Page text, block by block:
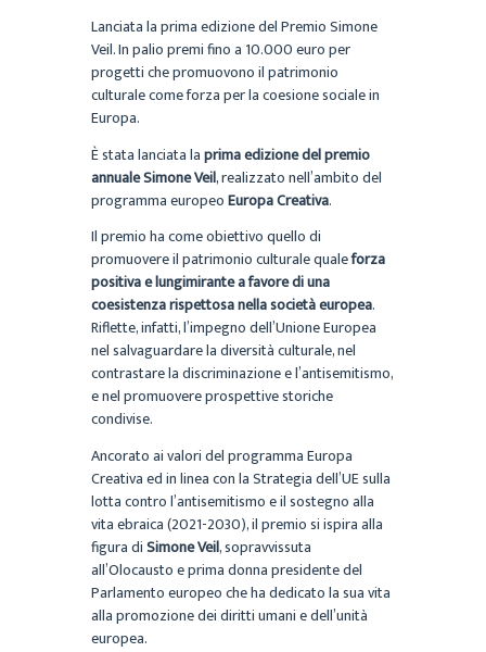
Lanciata la prima edizione del Premio Simone
Veil. In palio premi fino a 10.000 euro per
progetti che promuovono il patrimonio
culturale come forza per la coesione sociale in
Europa.
È stata lanciata laprima edizione del premio
annuale Simone Veil, realizzato nell’ambito del
programma europeoEuropa Creativa.
Il premio ha come obiettivo quello di
promuovere il patrimonio culturale qualeforza
positiva e lungimirante a favore di una
coesistenza rispettosa nella società europea.
Riflette, infatti, l’impegno dell’Unione Europea
nel salvaguardare la diversità culturale, nel
contrastare la discriminazione e l’antisemitismo,
e nel promuovere prospettive storiche
condivise.
Ancorato ai valori del programma Europa
Creativa ed in linea con la Strategia dell’UE sulla
lotta contro l’antisemitismo e il sostegno alla
vita ebraica (2021-2030), il premio si ispira alla
figura diSimone Veil, sopravvissuta
all’Olocausto e prima donna presidente del
Parlamento europeo che ha dedicato la sua vita
alla promozione dei diritti umani e dell’unità
europea.